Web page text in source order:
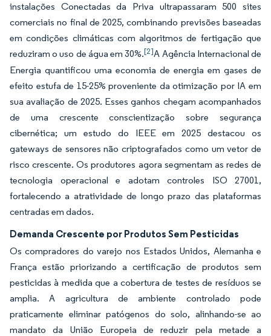
instalações Conectadas da Priva ultrapassaram 500 sites
comerciais no final de 2025, combinando previsões baseadas
em condições climáticas com algoritmos de fertigação que
reduziram o uso de água em 30%.[2]A Agência Internacional de
Energia quantificou uma economia de energia em gases de
efeito estufa de 15-25% proveniente da otimização por IA em
sua avaliação de 2025. Esses ganhos chegam acompanhados
de uma crescente conscientização sobre segurança
cibernética; um estudo do IEEE em 2025 destacou os
gateways de sensores não criptografados como um vetor de
risco crescente. Os produtores agora segmentam as redes de
tecnologia operacional e adotam controles ISO 27001,
fortalecendo a atratividade de longo prazo das plataformas
centradas em dados.
Demanda Crescente por Produtos Sem Pesticidas
Os compradores do varejo nos Estados Unidos, Alemanha e
França estão priorizando a certificação de produtos sem
pesticidas à medida que a cobertura de testes de resíduos se
amplia. A agricultura de ambiente controlado pode
praticamente eliminar patógenos do solo, alinhando-se ao
mandato da União Europeia de reduzir pela metade a